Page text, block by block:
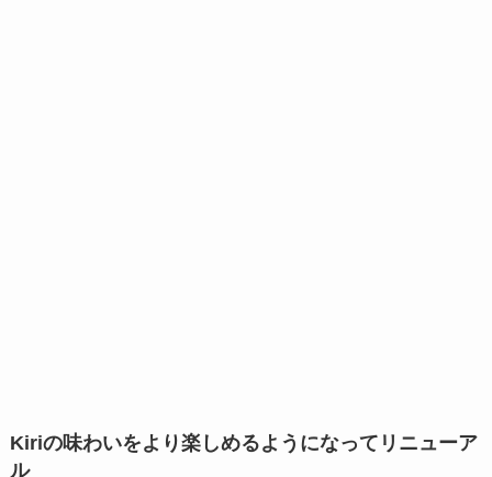
Kiriの味わいをより楽しめるようになってリニューア
ル